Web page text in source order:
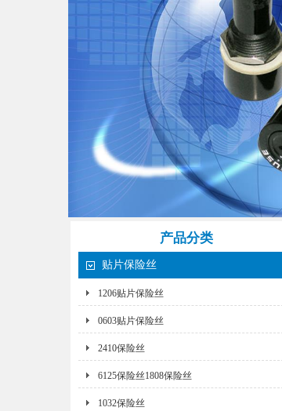
产品分类
贴片保险丝
1206贴片保险丝
0603贴片保险丝
2410保险丝
6125保险丝1808保险丝
1032保险丝